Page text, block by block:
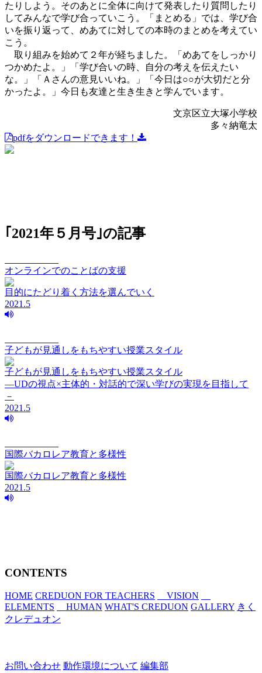
たりしよう。そのあとに全体に向けて発表したり質問したり
してみんなで学び合っていこう。「まとめる」では、学び合
いを振り返って、めあてに対しての本時のまとめを考えてい
こう。
取り組みを始めて２年が経ちました。「めあてをしっかり
つかめたよ。」「学び合いの時、自分の考えを伝えたい
な。」「Ａさんの意見いいね。」「今日は○○が大切だと分
かったよ。」今日も友達と生き生きと学んでいます。
文京区立大塚小学校
多々納竜太
pdfをダウンロードできます！
｢2021年５月号｣の記事
オンラインでのことばの支援
目的にたどり着く方法を選んでいく
2021.5
子どもが見通しをもちやすい授業スタイル
子どもが見通しをもちやすい授業スタイル
―UDの視点×主体的・対話的で深い学びの実現を目指して
－
2021.5
国際バカロレア教育と多様性
国際バカロレア教育と多様性
2021.5
CONTENTS
HOME CREDUON FOR TEACHERS
VISION
ELEMENTS
HUMAN WHAT'S CREDUON GALLERY きく
クレデュオン
お問い合わせ 動作環境について 編集部